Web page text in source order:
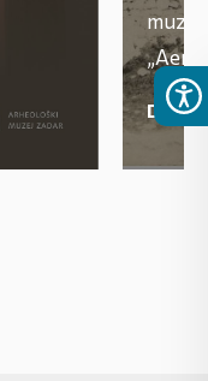
muzej